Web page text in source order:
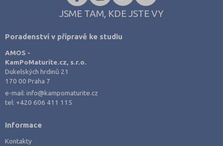
Ústí nad Labem (74)
Ústí nad Orlicí (135)
Vsetín (132)
Zlín (161)
JSME TAM, KDE JSTE VY
Poradenství v přípravě ke studiu
AMOS -
KamPoMaturite.cz, s.r.o.
Dukelských hrdinů 21
170 00 Praha 7
e-mail:info@kampomaturite.cz
tel: +420 606 411 115
Informace
Kontakty